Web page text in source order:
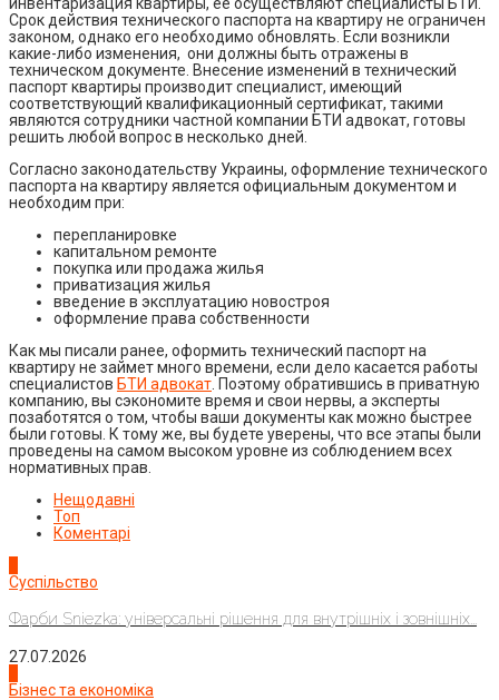
Срок действия технического паспорта на квартиру не ограничен
законом, однако его необходимо обновлять. Если возникли
какие-либо изменения, они должны быть отражены в
техническом документе. Внесение изменений в технический
паспорт квартиры производит специалист, имеющий
соответствующий квалификационный сертификат, такими
являются сотрудники частной компании БТИ адвокат, готовы
решить любой вопрос в несколько дней.
Согласно законодательству Украины, оформление технического
паспорта на квартиру является официальным документом и
необходим при:
перепланировке
капитальном ремонте
покупка или продажа жилья
приватизация жилья
введение в эксплуатацию новостроя
оформление права собственности
Как мы писали ранее, оформить технический паспорт на
квартируне займет много времени, если дело касается работы
специалистов БТИ адвокат . Поэтому обратившись в приватную
компанию, вы сэкономите время и свои нервы, а эксперты
позаботятся о том, чтобы ваши документы как можно быстрее
были готовы. К тому же, вы будете уверены, что все этапы были
проведены на самом высоком уровне из соблюдением всех
нормативных прав.
Нещодавні
Топ
Коментарі
Суспільство
Фарби Sniezka: універсальні рішення для внутрішніх і зовнішніх...
27.07.2026
Бізнес та економіка